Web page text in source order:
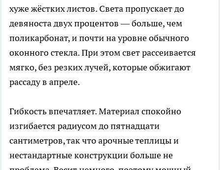
хуже жёстких листов. Света пропускает до
девяноста двух процентов — больше, чем
поликарбонат, и почти на уровне обычного
оконного стекла. При этом свет рассеивается
мягко, без резких лучей, которые обжигают
рассаду в апреле.
Гибкость впечатляет. Материал спокойно
изгибается радиусом до пятнадцати
сантиметров, так что арочные теплицы и
нестандартные конструкции больше не